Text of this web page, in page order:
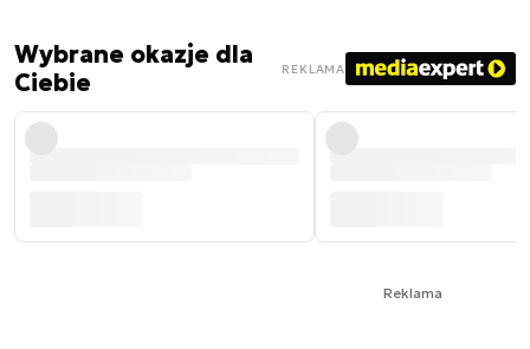
Wybrane okazje dla
Ciebie
REKLAMA
Reklama